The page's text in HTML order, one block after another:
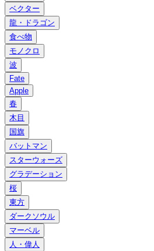
ベクター
龍・ドラゴン
食べ物
モノクロ
波
Fate
Apple
春
木目
国旗
バットマン
スターウォーズ
グラデーション
桜
東方
ダークソウル
マーベル
人・偉人